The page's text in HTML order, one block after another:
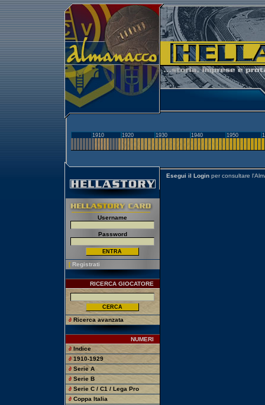
1910 1920 1930 1940 1950
Username
Password
[ Registrati
RICERCA GIOCATORE
∂ Ricerca avanzata
NUMERI
∂ Indice
∂ 1910-1929
∂ Serie A
∂ Serie B
∂ Serie C / C1 / Lega Pro
∂ Coppa Italia
Esegui il Login per consultare